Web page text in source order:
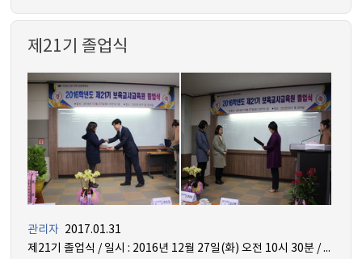
제21기 졸업식
관리자 2017.01.31
제21기 졸업식 / 일시 : 2016년 12월 27일(화) 오전 10시 30분 / 장소 : 인산관 지하 1층 꿈 강의실